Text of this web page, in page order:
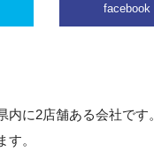
facebook
内に2店舗ある会社で
。